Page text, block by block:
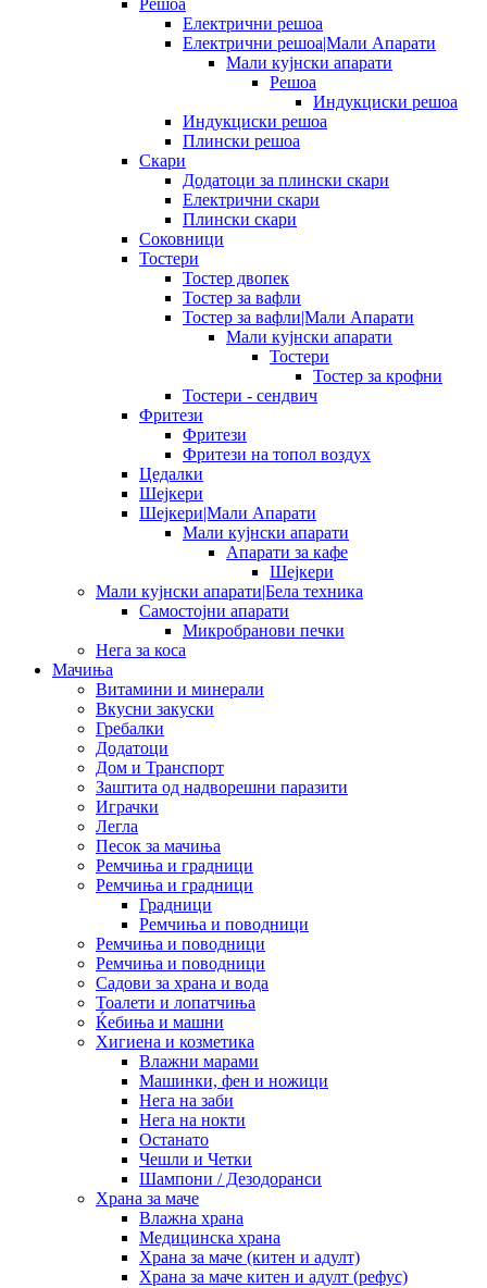
Електрични решоа
Електрични решоа|Мали Апарати
Мали кујнски апарати
Решоа
Индукциски решоа
Индукциски решоа
Плински решоа
Скари
Додатоци за плински скари
Електрични скари
Плински скари
Соковници
Тостери
Тостер двопек
Тостер за вафли
Тостер за вафли|Мали Апарати
Мали кујнски апарати
Тостери
Тостер за крофни
Тостери - сендвич
Фритези
Фритези
Фритези на топол воздух
Цедалки
Шејкери
Шејкери|Мали Апарати
Мали кујнски апарати
Апарати за кафе
Шејкери
Мали кујнски апарати|Бела техника
Самостојни апарати
Микробранови печки
Нега за коса
Мачиња
Витамини и минерали
Вкусни закуски
Гребалки
Додатоци
Дом и Транспорт
Заштита од надворешни паразити
Играчки
Легла
Песок за мачиња
Ремчиња и градници
Ремчиња и градници
Градници
Ремчиња и поводници
Ремчиња и поводници
Ремчиња и поводници
Садови за храна и вода
Тоалети и лопатчиња
Ќебиња и машни
Хигиена и козметика
Влажни марами
Машинки, фен и ножици
Нега на заби
Нега на нокти
Останато
Чешли и Четки
Шампони / Дезодоранси
Храна за маче
Влажна храна
Медицинска храна
Храна за маче (китен и адулт)
Храна за маче китен и адулт (рефус)